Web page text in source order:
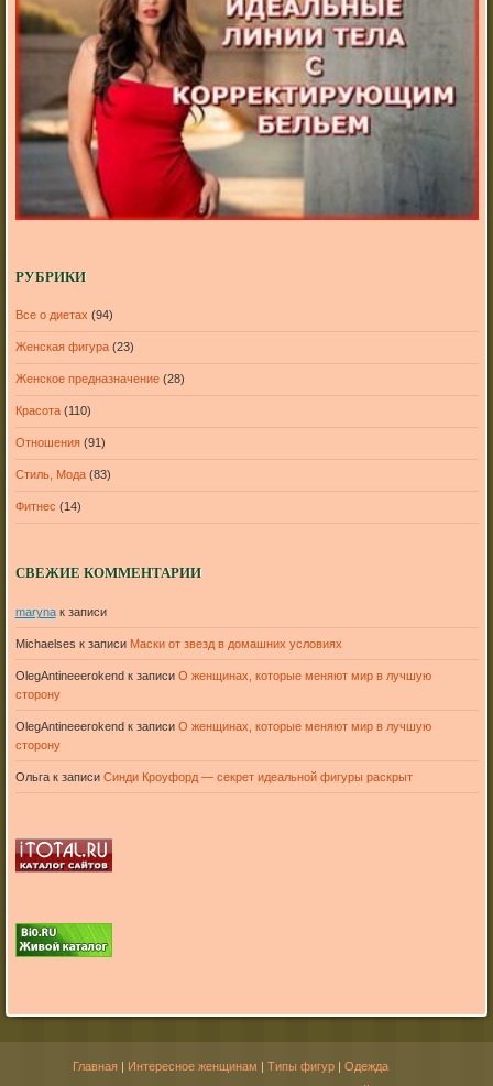
РУБРИКИ
Все о диетах (94)
Женская фигура(23)
Женское предназначение(28)
Красота(110)
Отношения(91)
Стиль, Мода(83)
Фитнес (14)
СВЕЖИЕ КОММЕНТАРИИ
marynaк записи
Michaelses к записи Маски от звезд в домашних условиях
OlegAntineeerokendк записи О женщинах, которые меняют мир в лучшую
сторону
OlegAntineeerokendк записи О женщинах, которые меняют мир в лучшую
сторону
Ольгак записи Синди Кроуфорд — секрет идеальной фигуры раскрыт
Главная Интересное женщинам Типы фигур
Одежда